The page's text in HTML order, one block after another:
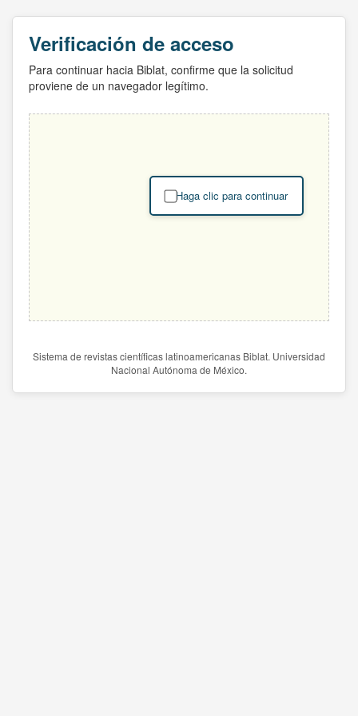
Verificación de acceso
Para continuar hacia Biblat, confirme que la solicitud
proviene de un navegador legítimo.
Haga clic para continuar
Sistema de revistas científicas latinoamericanas Biblat. Universidad
Nacional Autónoma de México.